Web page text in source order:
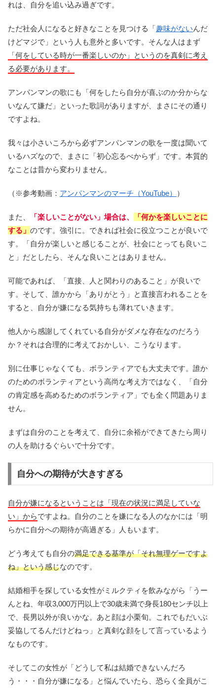
れは、自分を追い込み過ぎです。
ただ社会人になると好きなことを見つける「趣味がないんだ
けどマジで」という人も意外と多いです。そんな人はまず
「何をしている時が一番楽しいのか」というのを真剣に考え
る必要があります。
アンパンマンの歌にも「何をしたら自分が喜ぶのか分からな
いなんて嫌だ」といった歌詞がありますが、まさにその通り
ですよね。
我々は小さいころから必ずアンパンマンの歌を一度は聞いて
いるハズなので、まさに「初心忘るべからず」です。本質的
なことは昔から変わりません。
（※参考動画： アンパンマンのマーチ（YouTube） ）
また、 「楽しいことがない」場合は、
「何かを楽しいことに
する」 のです。強引に。できれば社会に役立つことが良いで
す。「自分が楽しいと感じることが、社会にとっても良いこ
と」だとしたら、そんな良いことはありません。
可能であれば、「直接、人と関わりのあること」が良いで
す。そして、誰かから「ありがとう」と直接言われることを
すると、自分が嫌になる気持ちも薄れていきます。
他人から感謝してくれている自分がダメな存在なのだろう
か？それは合理的に考えておかしい、こうなります。
別に仕事じゃなくても、ボランティアでも大丈夫です。誰か
のためのボランティアという高尚な考え方ではなく、「自分
の肯定感を高めるためのボランティア」でも全く問題ありま
せん。
まずは自分のことを考えて、自分に余裕ができてきたら周り
の人を助けるぐらいで十分です。
自分への期待が大きすぎる
自分が嫌になるということは「現在の状況に満足していな
い」からですよね。自分のことを嫌になる人のなかには「明
らかに自分への期待が高過ぎる」人もいます。
どう考えても自分の満足できる基準が「それ無理ゲーですよ
ね」という感じなのです。
結婚相手を探している女性がミルクティを飲みながら「うー
んとね、年収3,000万円以上で30歳未満で身長180センチ以上
で、長男以外が良いかな。あと顔は小栗旬。これでもだいぶ
妥協してるんだけどねっ」と真剣な顔をして言っているよう
なものです。
そしてこの女性が「どうして私は結婚できないんだろ
う・・・自分が嫌になる」と悩んでいたら、恐らく全員がこ